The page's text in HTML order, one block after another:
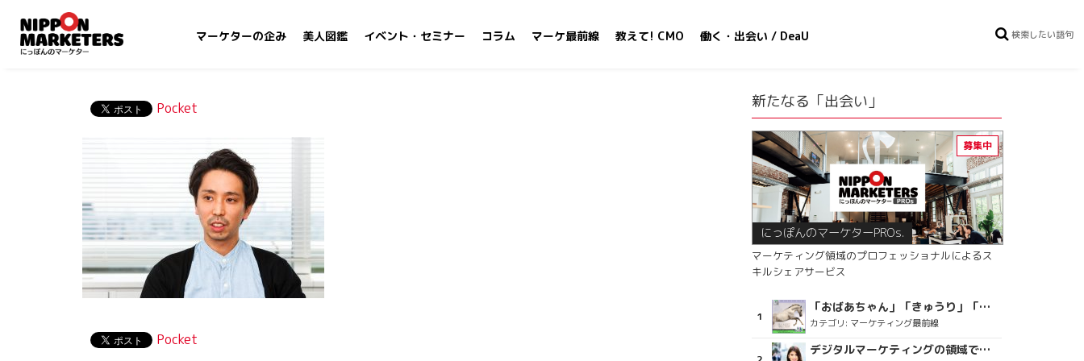
マーケターの企み 美人図鑑 イベント・セミナー コラム マーケ最前線 教えて! CMO 働く・出会い / DeaU
Pocket
Pocket
新たなる「出会い」
にっぽんのマーケターPROs.
マーケティング領域のプロフェッショナルによるス
キルシェアサービス
「おばあちゃん」「きゅうり」「ディスコで踊るおじさん」をCM素材に使った、「気持ちよさ」が売りの意外な商品とは？
カテゴリ: マーケティング最前線
デジタルマーケティングの領域で、海外というステージに